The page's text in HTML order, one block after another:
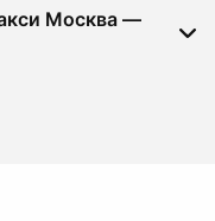
Москва —